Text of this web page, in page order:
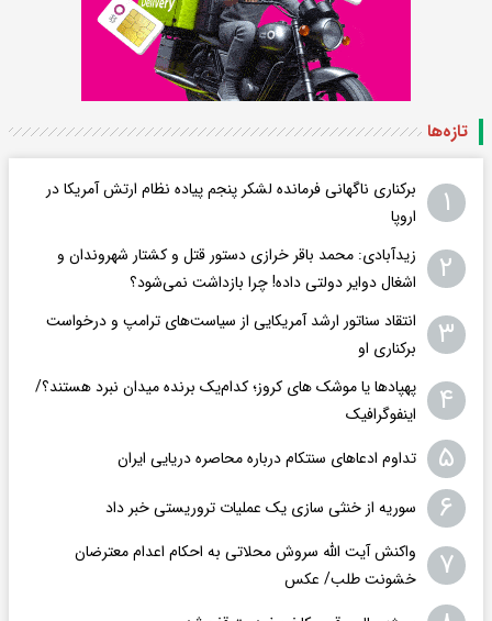
تازه‌ها
۱
برکناری ناگهانی فرمانده لشکر پنجم پیاده‌ نظام ارتش آمریکا در
اروپا
۲
زیدآبادی: محمد باقر خرازی دستور قتل و کشتار شهروندان و
اشغال دوایر دولتی داده! چرا بازداشت نمی‌شود؟
۳
انتقاد سناتور ارشد آمریکایی از سیاست‌های ترامپ و درخواست
برکناری او
۴
پهپادها یا موشک های کروز؛ کدام‌یک برنده میدان نبرد هستند؟/
اینفوگرافیک
۵ تداوم ادعاهای سنتکام درباره محاصره دریایی ایران
۶ سوریه از خنثی سازی یک عملیات تروریستی خبر داد
۷
واکنش آیت الله سروش محلاتی به احکام اعدام معترضان
خشونت طلب/ عکس